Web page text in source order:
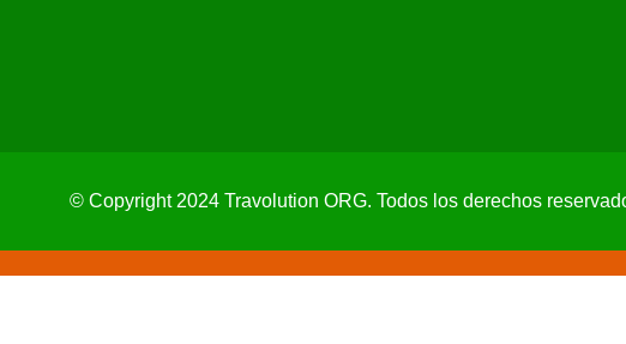
© Copyright 2024 Travolution ORG. Todos los derechos